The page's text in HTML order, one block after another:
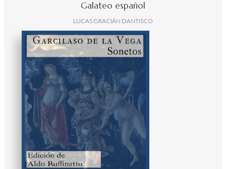
Galateo español
LUCAS GRACIÁN DANTISCO